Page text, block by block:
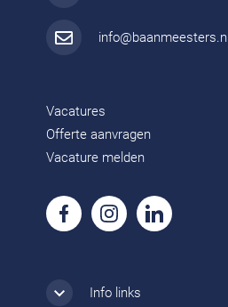
info@baanmeesters.nl
Vacatures
Offerte aanvragen
Vacature melden
Info links